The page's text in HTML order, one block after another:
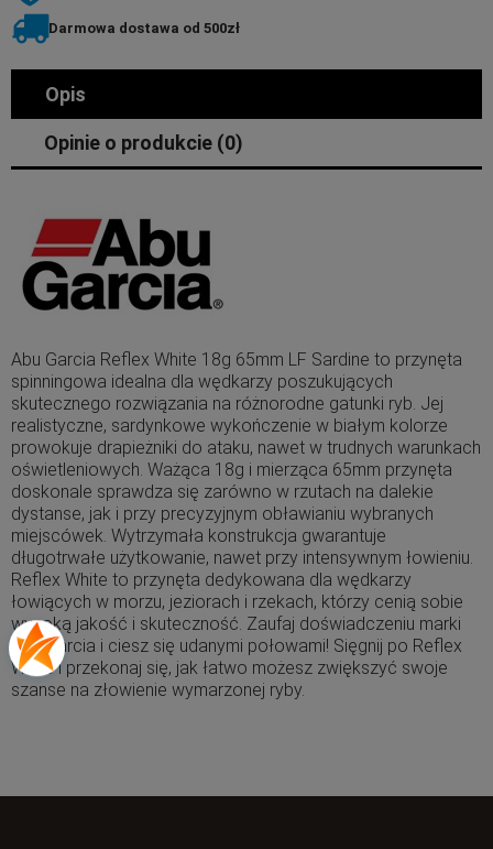
Darmowa dostawa od 500zł
Opis
Opinie o produkcie (0)
Abu Garcia Reflex White 18g 65mm LF Sardine to przynęta
spinningowa idealna dla wędkarzy poszukujących
skutecznego rozwiązania na różnorodne gatunki ryb. Jej
realistyczne, sardynkowe wykończenie w białym kolorze
prowokuje drapieżniki do ataku, nawet w trudnych warunkach
oświetleniowych. Ważąca 18g i mierząca 65mm przynęta
doskonale sprawdza się zarówno w rzutach na dalekie
dystanse, jak i przy precyzyjnym obławianiu wybranych
miejscówek. Wytrzymała konstrukcja gwarantuje
długotrwałe użytkowanie, nawet przy intensywnym łowieniu.
Reflex White to przynęta dedykowana dla wędkarzy
łowiących w morzu, jeziorach i rzekach, którzy cenią sobie
wysoką jakość i skuteczność. Zaufaj doświadczeniu marki
Abu Garcia i ciesz się udanymi połowami! Sięgnij po Reflex
White i przekonaj się, jak łatwo możesz zwiększyć swoje
szanse na złowienie wymarzonej ryby.